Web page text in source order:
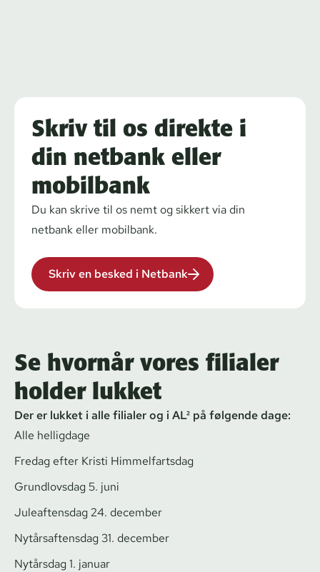
Skriv til os direkte i
din netbank eller
mobilbank
Du kan skrive til os nemt og sikkert via din
netbank eller mobilbank.
Skriv en besked i Netbank
Se hvornår vores filialer
holder lukket
Der er lukket i alle filialer og i AL² på følgende dage:
Alle helligdage
Fredag efter Kristi Himmelfartsdag
Grundlovsdag 5. juni
Juleaftensdag 24. december
Nytår­s­af­tens­dag 31. december
Nytårsdag 1. januar